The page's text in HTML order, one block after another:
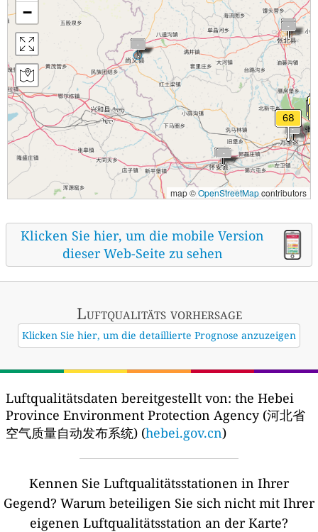
−
map ©OpenStreetMapcontributors
Klicken Sie hier, um die mobile Version
dieser Web-Seite zu sehen
Luftqualitäts vorhersage
Klicken Sie hier, um die detaillierte Prognose anzuzeigen
Luftqualitätsdaten bereitgestellt von: the Hebei
Province Environment Protection Agency (河北省
空气质量自动发布系统) (hebei.gov.cn)
Kennen Sie Luftqualitätsstationen in Ihrer
Gegend? Warum beteiligen Sie sich nicht mit Ihrer
eigenen Luftqualitätsstation an der Karte?